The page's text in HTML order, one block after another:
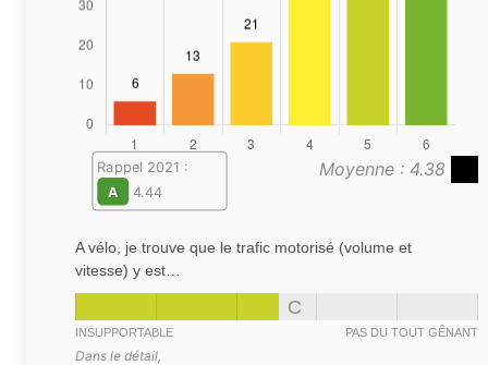
Moyenne : 4.38
Rappel 2021 :
A
4.44
A vélo, je trouve que le trafic motorisé (volume et
vitesse) y est…
C
INSUPPORTABLE PAS DU TOUT GÊNANT
Dans le détail,